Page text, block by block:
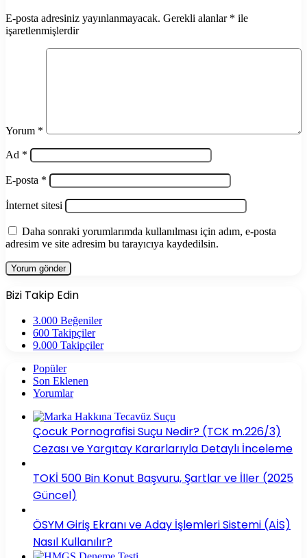
E-posta adresiniz yayınlanmayacak. Gerekli alanlar * ile
işaretlenmişlerdir
Yorum *
Ad *
E-posta *
İnternet sitesi
Daha sonraki yorumlarımda kullanılması için adım, e-posta
adresim ve site adresim bu tarayıcıya kaydedilsin.
Bizi Takip Edin
3.000 Beğeniler
600 Takipçiler
9.000 Takipçiler
Popüler
Son Eklenen
Yorumlar
Çocuk Pornografisi Suçu Nedir? (TCK m.226/3)
Cezası ve Yargıtay Kararlarıyla Detaylı İnceleme
TOKİ 500 Bin Konut Başvuru, Şartlar ve İller (2025
Güncel)
ÖSYM Giriş Ekranı ve Aday İşlemleri Sistemi (AİS)
Nasıl Kullanılır?